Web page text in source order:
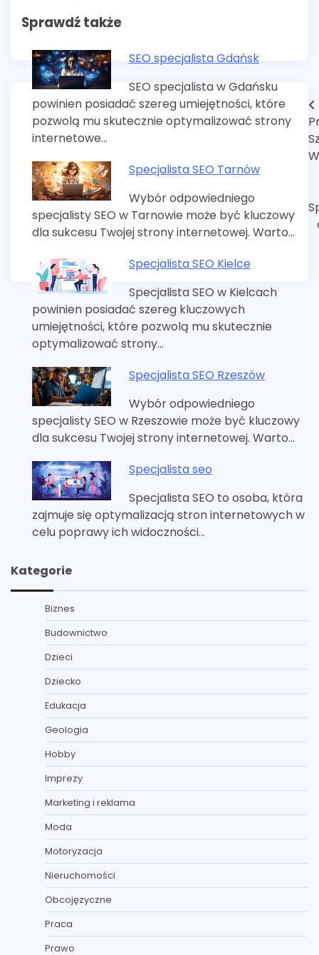
Sprawdź także
SEO specjalista Gdańsk
SEO specjalista w Gdańsku
powinien posiadać szereg umiejętności, które
pozwolą mu skutecznie optymalizować strony
internetowe…
Specjalista SEO Tarnów
Wybór odpowiedniego
specjalisty SEO w Tarnowie może być kluczowy
dla sukcesu Twojej strony internetowej. Warto…
Specjalista SEO Kielce
Specjalista SEO w Kielcach
powinien posiadać szereg kluczowych
umiejętności, które pozwolą mu skutecznie
optymalizować strony…
Specjalista SEO Rzeszów
Wybór odpowiedniego
specjalisty SEO w Rzeszowie może być kluczowy
dla sukcesu Twojej strony internetowej. Warto…
Specjalista seo
Specjalista SEO to osoba, która
zajmuje się optymalizacją stron internetowych w
celu poprawy ich widoczności…
Nawigacja
wpisu
Kategorie
Biznes
Budownictwo
Dzieci
Dziecko
Edukacja
Geologia
Hobby
Imprezy
Marketing i reklama
Moda
Motoryzacja
Nieruchomości
Obcojęzyczne
Praca
Prawo